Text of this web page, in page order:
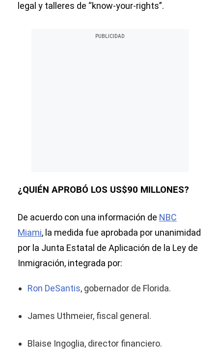
legal y talleres de “know‑your‑rights”.
¿QUIÉN APROBÓ LOS US$90 MILLONES?
De acuerdo con una información de NBC
Miami, la medida fue aprobada por unanimidad
por la Junta Estatal de Aplicación de la Ley de
Inmigración, integrada por:
Ron DeSantis, gobernador de Florida.
James Uthmeier, fiscal general.
Blaise Ingoglia, director financiero.